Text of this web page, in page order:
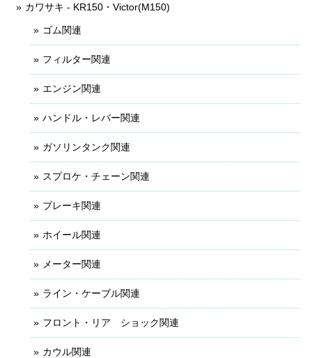
カワサキ - KR150・Victor(M150)
ゴム関連
フィルター関連
エンジン関連
ハンドル・レバー関連
ガソリンタンク関連
スプロケ・チェーン関連
ブレーキ関連
ホイール関連
メーター関連
ライン・ケーブル関連
フロント・リア ショック関連
カウル関連